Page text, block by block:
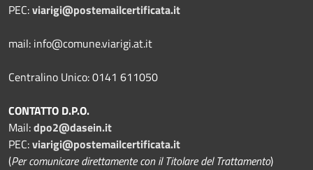
PEC:viarigi@postemailcertificata.it
mail: info@comune.viarigi.at.it
Centralino Unico: 0141 611050
CONTATTO D.P.O.
Mail:dpo2@dasein.it
PEC:viarigi@postemailcertificata.it
(Per comunicare direttamente con il Titolare del Trattamento)